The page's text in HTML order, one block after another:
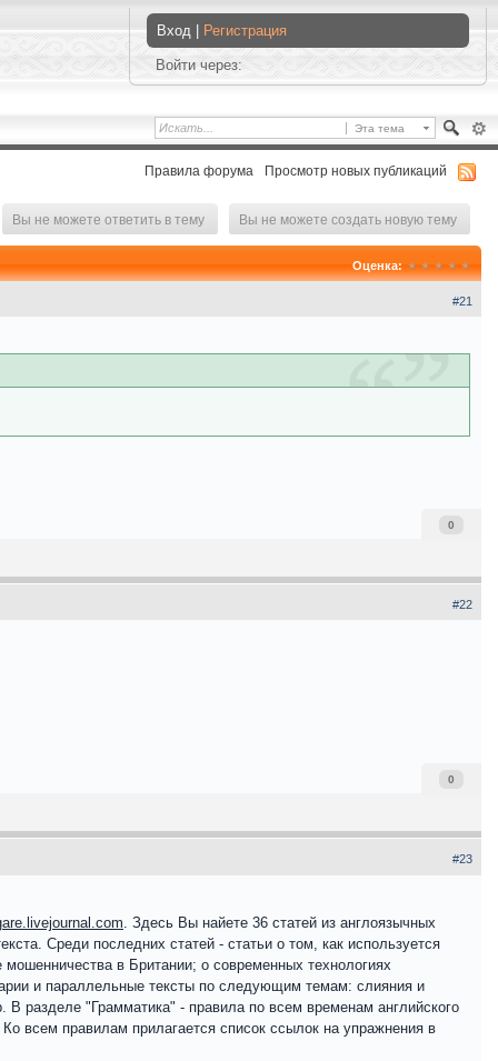
Вход | Регистрация
Войти через:
Эта тема
Правила форума Просмотр новых публикаций
Вы не можете создать новую тему
Вы не можете ответить в тему
Оценка:
#21
0
#22
0
#23
. Здесь Вы найете 36 статей из англоязычных
Среди последних статей - статьи о том, как используется
мошенничества в Британии; о современных технологиях
и параллельные тексты по следующим темам: слияния и
разделе "Грамматика" - правила по всем временам английского
всем правилам прилагается список ссылок на упражнения в